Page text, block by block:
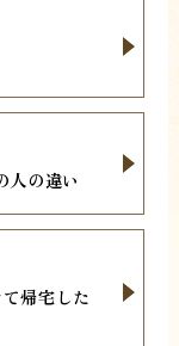
人の違い
帰宅した